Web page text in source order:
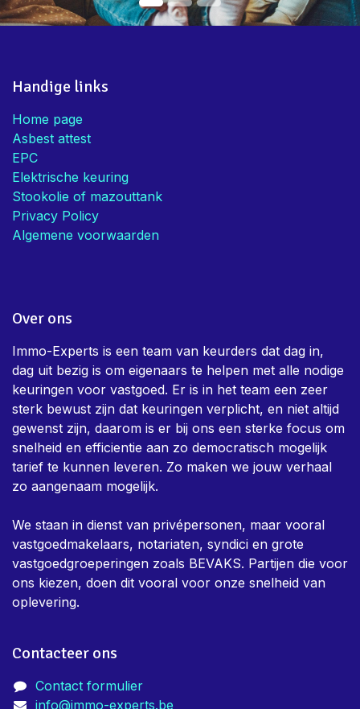
Handige links
Home page
Asbest attest
EPC
Elektrische keuring
Stookolie of mazouttank
Privacy Policy
Algemene voorwaarden
Over ons
Immo-Experts is een team van keurders dat dag in,
dag uit bezig is om eigenaars te helpen met alle nodige
keuringen voor vastgoed. Er is in het team een zeer
sterk bewust zijn dat keuringen verplicht, en niet altijd
gewenst zijn, daarom is er bij ons een sterke focus om
snelheid en efficientie aan zo democratisch mogelijk
tarief te kunnen leveren. Zo maken we jouw verhaal
zo aangenaam mogelijk.
We staan in dienst van privépersonen, maar vooral
vastgoedmakelaars, notariaten, syndici en grote
vastgoedgroeperingen zoals BEVAKS. Partijen die voor
ons kiezen, doen dit vooral voor onze snelheid van
oplevering.
Contacteer ons
Contact formulier
info@immo-experts.be